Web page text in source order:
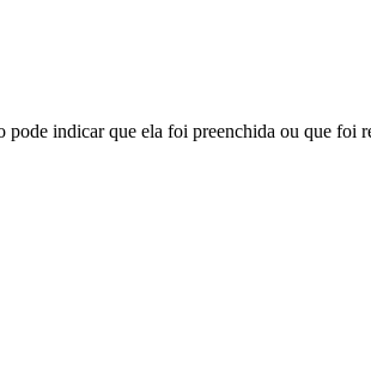
pode indicar que ela foi preenchida ou que foi